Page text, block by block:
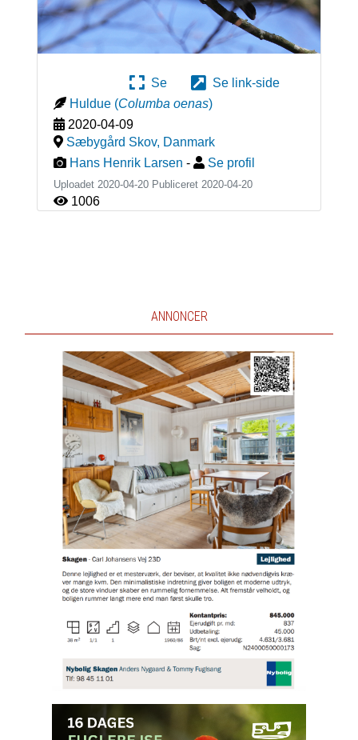
Se
Se link-side
Huldue (Columba oenas)
2020-04-09
Sæbygård Skov, Danmark
Hans Henrik Larsen - Se profil
Uploadet 2020-04-20 Publiceret 2020-04-20
1006
ANNONCER